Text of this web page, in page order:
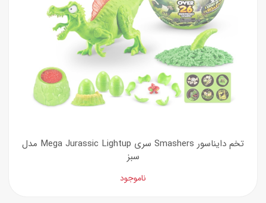
تخم دایناسور Smashers سری Mega Jurassic Lightup مدل
سبز
ناموجود